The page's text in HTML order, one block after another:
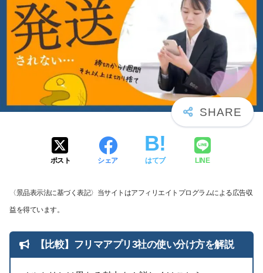
ポスト シェア はてブ LINE
〈景品表示法に基づく表記〉当サイトはアフィリエイトプログラムによる広告収
益を得ています。
【比較】フリマアプリ3社の使い分け方を解説